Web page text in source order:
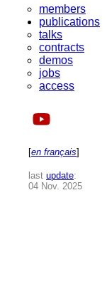
members
publications
talks
contracts
demos
jobs
access
[en français]
last update:
04 Nov. 2025